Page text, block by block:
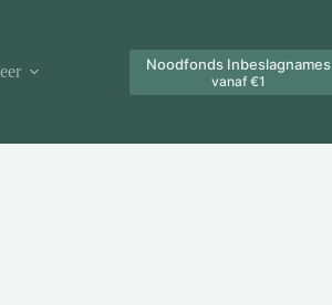
Noodfonds Inbeslagnames
vanaf €1